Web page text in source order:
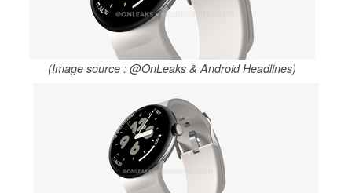
(Image source : @OnLeaks & Android Headlines)